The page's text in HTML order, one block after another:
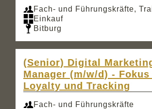
Fach- und Führungskräfte,
Einkauf
Bitburg
(Senior) Digital
Manager (m/w/d) - Fokus
Loyalty und Tracking
Fach- und Führungskräfte